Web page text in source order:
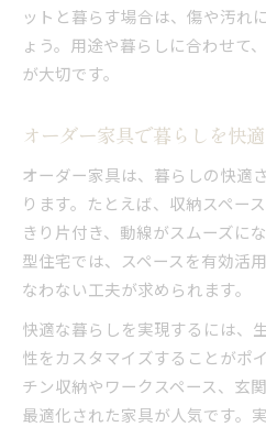
ットと暮らす場合は、傷や汚れ
ょう。用途や暮らしに合わせて
が大切です。
オーダー家具で暮らしを快
オーダー家具は、暮らしの快適
ります。たとえば、収納スペー
きり片付き、動線がスムーズに
型住宅では、スペースを有効活
なわない工夫が求められます。
快適な暮らしを実現するには、
性をカスタマイズすることがポ
チン収納やワークスペース、玄
最適化された家具が人気です。